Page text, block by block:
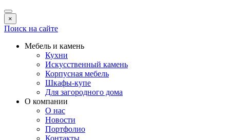
×
Поиск на сайте
Мебель и камень
Кухни
Искусственный камень
Корпусная мебель
Шкафы-купе
Для загородного дома
О компании
О нас
Новости
Портфолио
Контакты